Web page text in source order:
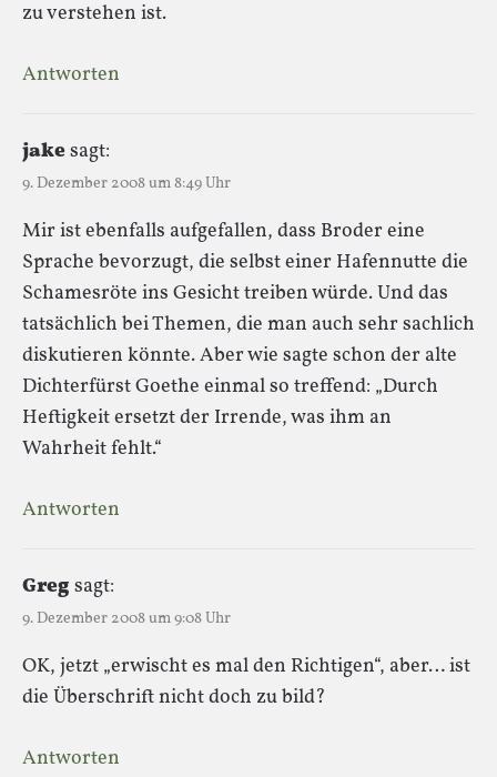
zu verstehen ist.
Antworten
jakesagt:
9. Dezember 2008 um 8:49 Uhr
Mir ist ebenfalls aufgefallen, dass Broder eine
Sprache bevorzugt, die selbst einer Hafennutte die
Schamesröte ins Gesicht treiben würde. Und das
tatsächlich bei Themen, die man auch sehr sachlich
diskutieren könnte. Aber wie sagte schon der alte
Dichterfürst Goethe einmal so treffend: „Durch
Heftigkeit ersetzt der Irrende, was ihm an
Wahrheit fehlt.“
Antworten
Gregsagt:
9. Dezember 2008 um 9:08 Uhr
OK, jetzt „erwischt es mal den Richtigen“, aber… ist
die Überschrift nicht doch zu bild?
Antworten